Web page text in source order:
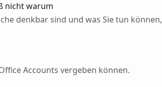
nicht warum
denkbar sind und was Sie tun können,
Accounts vergeben können.